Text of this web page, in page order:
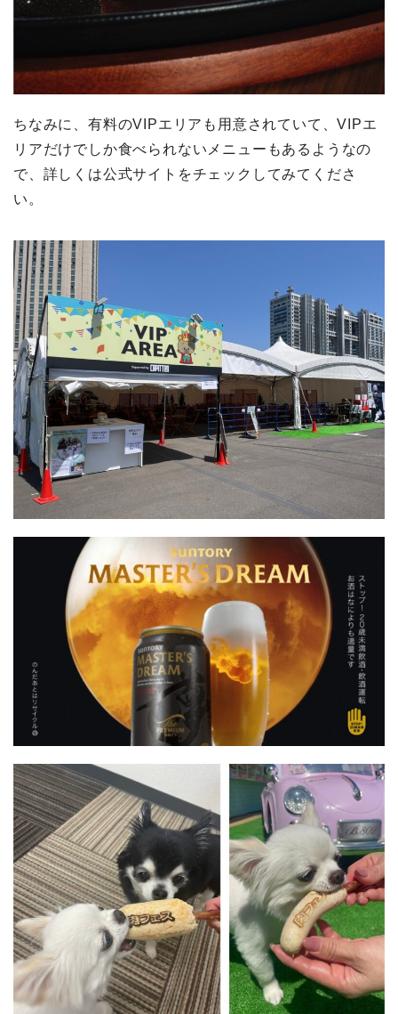
ちなみに、有料のVIPエリアも用意されていて、VIPエ
リアだけでしか食べられないメニューもあるようなの
で、詳しくは公式サイトをチェックしてみてくださ
い。